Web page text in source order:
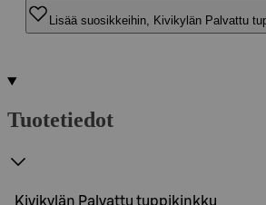
Lisää suosikkeihin, Kivikylän Palvattu
Tuotetiedot
Kivikylän Palvattu tuppikinkku